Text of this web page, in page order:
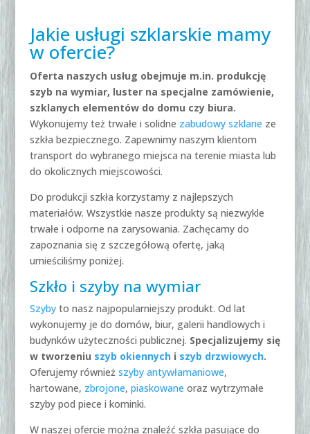
Jakie usługi szklarskie mamy
w ofercie?
Oferta naszych usług obejmuje m.in. produkcję
szyb na wymiar, luster na specjalne zamówienie,
szklanych elementów do domu czy biura.
Wykonujemy też trwałe i solidne zabudowy szklane ze
szkła bezpiecznego. Zapewnimy naszym klientom
transport do wybranego miejsca na terenie miasta lub
do okolicznych miejscowości.
Do produkcji szkła korzystamy z najlepszych
materiałów. Wszystkie nasze produkty są niezwykle
trwałe i odporne na zarysowania. Zachęcamy do
zapoznania się z szczegółową ofertę, jaką
umieściliśmy poniżej.
Szkło i szyby na wymiar
Szybyto nasz najpopularniejszy produkt. Od lat
wykonujemy je do domów, biur, galerii handlowych i
budynków użyteczności publicznej. Specjalizujemy się
w tworzeniu szyb okiennychi szyb drzwiowych.
Oferujemy również szyby antywłamaniowe,
hartowane, zbrojone, piaskowane oraz wytrzymałe
szyby pod piece i kominki.
W naszej ofercie można znaleźć szkła pasujące do